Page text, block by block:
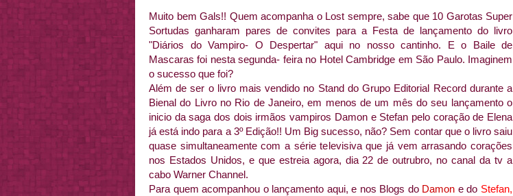
Muito bem Gals!! Quem acompanha o Lost sempre, sabe que 10 Garotas Super
Sortudas ganharam pares de convites para a Festa de lançamento do livro
"Diários do Vampiro- O Despertar" aqui no nosso cantinho. E o Baile de
Mascaras foi nesta segunda- feira no Hotel Cambridge em São Paulo. Imaginem
o sucesso que foi?
Além de ser o livro mais vendido no Stand do Grupo Editorial Record durante a
Bienal do Livro no Rio de Janeiro, em menos de um mês do seu lançamento o
inicio da saga dos dois irmãos vampiros Damon e Stefan pelo coração de Elena
já está indo para a 3º Edição!! Um Big sucesso, não? Sem contar que o livro saiu
quase simultaneamente com a série televisiva que já vem arrasando corações
nos Estados Unidos, e que estreia agora, dia 22 de outrubro, no canal da tv a
cabo Warner Channel.
Para quem acompanhou o lançamento aqui, e nos Blogs do Damon e do Stefan,